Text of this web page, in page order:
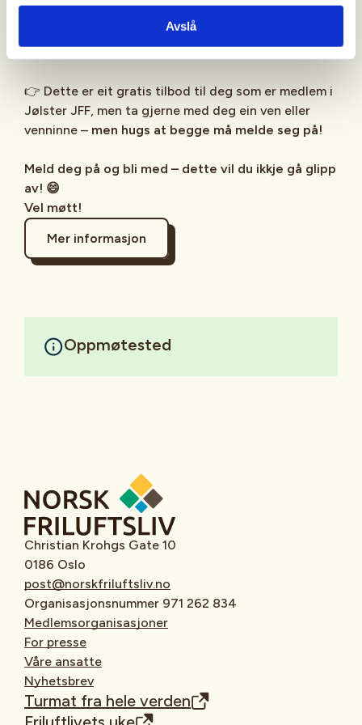
Avslå
🔥 Perfekt om du vil prøve noko nytt, eller berre ha
ein kul ettermiddag med litt action!
👉 Dette er eit gratis tilbod til deg som er medlem i
Jølster JFF, men ta gjerne med deg ein ven eller
venninne – men hugs at begge må melde seg på!
Meld deg på og bli med – dette vil du ikkje gå glipp
av! 😄
Vel møtt!
Mer informasjon
Oppmøtested
Christian Krohgs Gate 10
0186 Oslo
post@norskfriluftsliv.no
Organisasjonsnummer 971 262 834
Medlemsorganisasjoner
For presse
Våre ansatte
Nyhetsbrev
Turmat fra hele verden